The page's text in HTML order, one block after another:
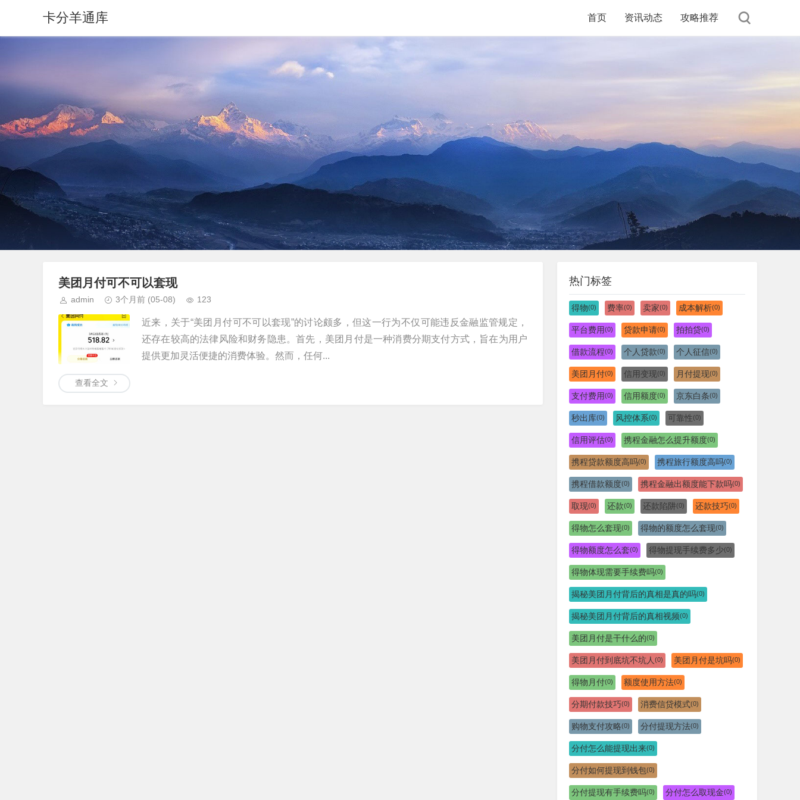
卡分羊通库 首页 资讯动态 攻略推荐
美团月付可不可以套现
admin 3个月前 (05-08) 123
近来，关于“美团月付可不可以套现”的讨论颇多，但这一行为不仅可能违反金融监管规定，
还存在较高的法律风险和财务隐患。首先，美团月付是一种消费分期支付方式，旨在为用户
提供更加灵活便捷的消费体验。然而，任何...
查看全文
热门标签
得物(0) 费率(0) 卖家(0) 成本解析(0)
平台费用(0) 贷款申请(0) 拍拍贷(0)
借款流程(0) 个人贷款(0) 个人征信(0)
美团月付(0) 信用变现(0) 月付提现(0)
支付费用(0) 信用额度(0) 京东白条(0)
秒出库(0) 风控体系(0) 可靠性(0)
信用评估(0) 携程金融怎么提升额度(0)
携程贷款额度高吗(0) 携程旅行额度高吗(0)
携程借款额度(0) 携程金融出额度能下款吗(0)
取现(0) 还款(0) 还款陷阱(0) 还款技巧(0)
得物怎么套现(0) 得物的额度怎么套现(0)
得物额度怎么套(0) 得物提现手续费多少(0)
得物体现需要手续费吗(0)
揭秘美团月付背后的真相是真的吗(0)
揭秘美团月付背后的真相视频(0)
美团月付是干什么的(0)
美团月付到底坑不坑人 (0) 美团月付是坑吗(0)
得物月付(0) 额度使用方法(0)
分期付款技巧(0) 消费信贷模式(0)
购物支付攻略(0) 分付提现方法(0)
分付怎么能提现出来(0)
分付如何提现到钱包(0)
分付提现有手续费吗(0) 分付怎么取现金(0)